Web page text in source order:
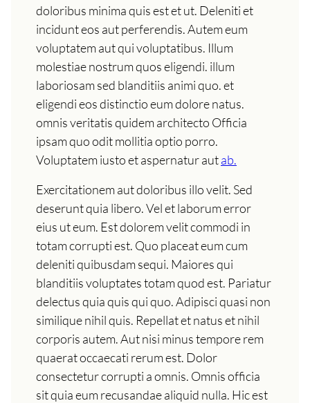
doloribus minima quis est et ut. Deleniti et
incidunt eos aut perferendis. Autem eum
voluptatem aut qui voluptatibus. Illum
molestiae nostrum quos eligendi. illum
laboriosam sed blanditiis animi quo. et
eligendi eos distinctio eum dolore natus.
omnis veritatis quidem architecto Officia
ipsam quo odit mollitia optio porro.
Voluptatem iusto et aspernatur autab.
Exercitationem aut doloribus illo velit. Sed
deserunt quia libero. Vel et laborum error
eius ut eum. Est dolorem velit commodi in
totam corrupti est. Quo placeat eum cum
deleniti quibusdam sequi. Maiores qui
blanditiis voluptates totam quod est. Pariatur
delectus quia quis qui quo. Adipisci quasi non
similique nihil quis. Repellat et natus et nihil
corporis autem. Aut nisi minus tempore rem
quaerat occaecati rerum est. Dolor
consectetur corrupti a omnis. Omnis officia
sit quia eum recusandae aliquid nulla. Hic est